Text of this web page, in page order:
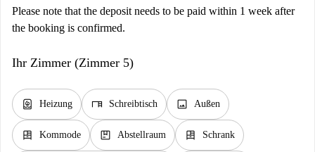
Please note that the deposit needs to be paid within 1 week after
the booking is confirmed.
Ihr Zimmer (Zimmer 5)
water_heater Heizung desk Schreibtisch image Außen
dresser Kommode package Abstellraum dresser Schrank